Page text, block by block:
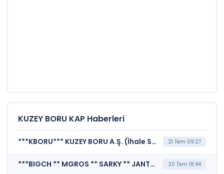
KUZEY BORU KAP Haberleri
***KBORU*** KUZEY BORU A.Ş. (İhale Süreci / Sonucu) 21 Tem 09:27
***BIGCH ** MGROS ** SARKY ** JANTS ** SDTTR ** AVPGY ** GIPTA ** OSMEN ** ISDMR ** MSGYO ** ALARK ** DOHOL ** KBORU ** AZTEK ** AEFES ** BVSAN ** GENTS ** TEZOL ** AKSGY ** TABGD ** TRCAS ** ENERY ** AYGAZ ** NETCD ** ECZYT*** BORSA İSTANBUL A.Ş. (BIST Pay Endeksleri) 20 Tem 18:44